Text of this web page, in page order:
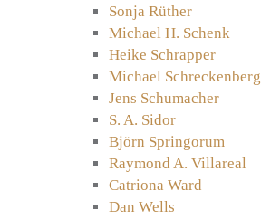
Sonja Rüther
Michael H. Schenk
Heike Schrapper
Michael Schreckenberg
Jens Schumacher
S. A. Sidor
Björn Springorum
Raymond A. Villareal
Catriona Ward
Dan Wells